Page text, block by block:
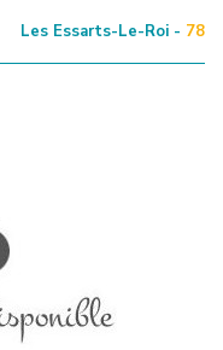
Les Essarts-Le-Roi - 78